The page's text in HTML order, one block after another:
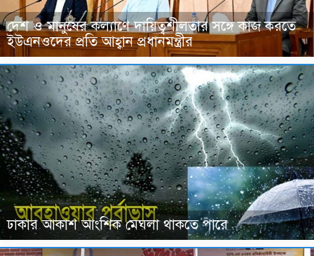
দেশ ও মানুষের কল্যাণে দায়িত্বশীলতার সঙ্গে কাজ করতে
ইউএনওদের প্রতি আহ্বান প্রধানমন্ত্রীর
ঢাকার আকাশ আংশিক মেঘলা থাকতে পারে